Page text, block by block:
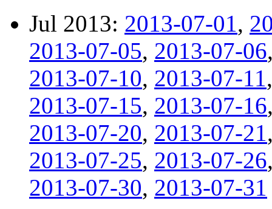
Jul 2013: 2013-07-01,
2013-07-05, 2013-07-06
2013-07-10, 2013-07-11
2013-07-15, 2013-07-16
2013-07-20, 2013-07-21
2013-07-25, 2013-07-26
2013-07-30, 2013-07-31